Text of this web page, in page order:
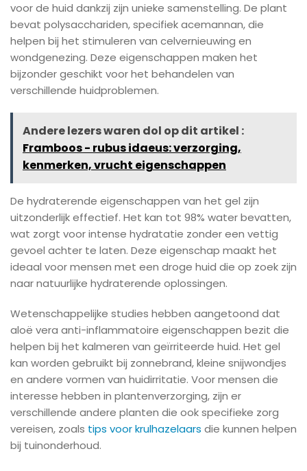
voor de huid dankzij zijn unieke samenstelling. De plant
bevat polysacchariden, specifiek acemannan, die
helpen bij het stimuleren van celvernieuwing en
wondgenezing. Deze eigenschappen maken het
bijzonder geschikt voor het behandelen van
verschillende huidproblemen.
Andere lezers waren dol op dit artikel :
Framboos - rubus idaeus: verzorging,
kenmerken, vrucht eigenschappen
De hydraterende eigenschappen van het gel zijn
uitzonderlijk effectief. Het kan tot 98% water bevatten,
wat zorgt voor intense hydratatie zonder een vettig
gevoel achter te laten. Deze eigenschap maakt het
ideaal voor mensen met een droge huid die op zoek zijn
naar natuurlijke hydraterende oplossingen.
Wetenschappelijke studies hebben aangetoond dat
aloë vera anti-inflammatoire eigenschappen bezit die
helpen bij het kalmeren van geïrriteerde huid. Het gel
kan worden gebruikt bij zonnebrand, kleine snijwondjes
en andere vormen van huidirritatie. Voor mensen die
interesse hebben in plantenverzorging, zijn er
verschillende andere planten die ook specifieke zorg
vereisen, zoals tips voor krulhazelaars die kunnen helpen
bij tuinonderhoud.